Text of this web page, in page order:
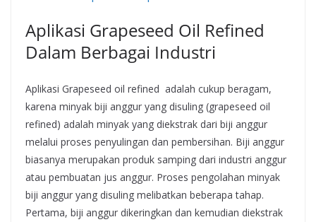
Aplikasi Grapeseed Oil Refined
Dalam Berbagai Industri
Aplikasi Grapeseed oil refined adalah cukup beragam,
karena minyak biji anggur yang disuling (grapeseed oil
refined) adalah minyak yang diekstrak dari biji anggur
melalui proses penyulingan dan pembersihan. Biji anggur
biasanya merupakan produk samping dari industri anggur
atau pembuatan jus anggur. Proses pengolahan minyak
biji anggur yang disuling melibatkan beberapa tahap.
Pertama, biji anggur dikeringkan dan kemudian diekstrak